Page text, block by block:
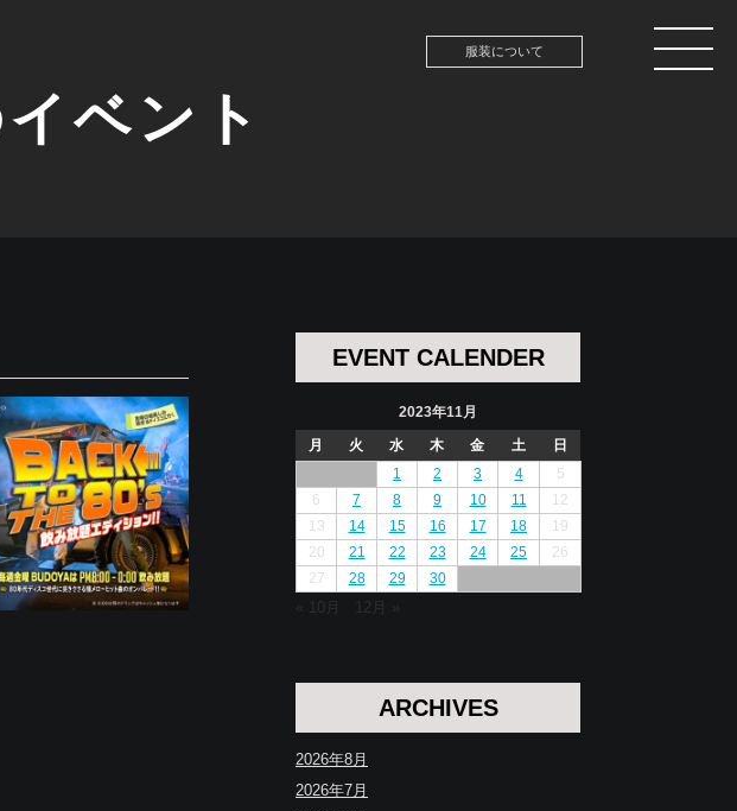
服装について
ベント
EVENT CALENDER
2023年11月
月
火 水 木 金 土
日
1
2 3 4
5
6
7 8 9 10 11
12
13
14 15 16 17 18
19
20
21 22 23 24 25
26
27
28 29 30
« 10月 12月 »
ARCHIVES
2026年8月
2026年7月